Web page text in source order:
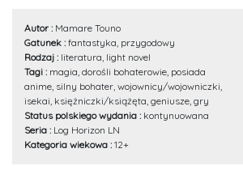
Autor : Mamare Touno
Gatunek : fantastyka, przygodowy
Rodzaj : literatura, light novel
Tagi : magia, dorośli bohaterowie, posiada
anime, silny bohater, wojownicy/wojowniczki,
isekai, księżniczki/książęta, geniusze, gry
Status polskiego wydania : kontynuowana
Seria : Log Horizon LN
Kategoria wiekowa : 12+